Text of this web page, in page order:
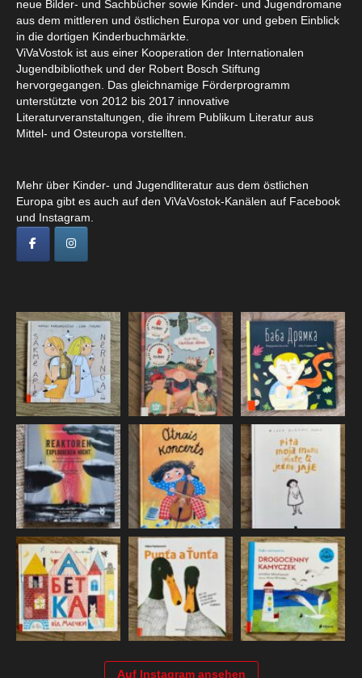
neue Bilder- und Sachbücher sowie Kinder- und Jugendromane
aus dem mittleren und östlichen Europa vor und geben Einblick
in die dortigen Kinderbuchmärkte.
ViVaVostok ist aus einer Kooperation der Internationalen
Jugendbibliothek und der Robert Bosch Stiftung
hervorgegangen. Das gleichnamige Förderprogramm
unterstützte von 2012 bis 2017 innovative
Literaturveranstaltungen, die ihrem Publikum Literatur aus
Mittel- und Osteuropa vorstellten.
Mehr über Kinder- und Jugendliteratur aus dem östlichen
Europa gibt es auch auf den ViVaVostok-Kanälen auf Facebook
und Instagram.
Auf Instagram ansehen